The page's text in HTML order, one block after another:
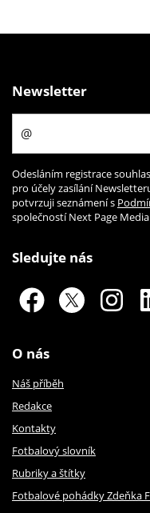
Newsletter
Odesláním registrace
pro účely zasílání
potvrzuji seznámení s
společností Next Page
Sledujte nás
O nás
Náš příběh
Redakce
Kontakty
Fotbalový slovník
Rubriky a štítky
Fotbalové pohádky Zdeňka